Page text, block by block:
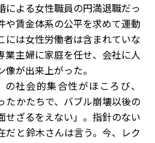
による女性職員の円満退職だっ
や賃金体系の公平を求めて運動
には女性労働者は含まれていな
業主婦に家庭を任せ、会社に人
が出来上がった。
社会的集合性がほころび、
たかたちで、バブル崩壊以後の
せざるをえない」。指針のない
だと鈴木さんは言う。今、レク